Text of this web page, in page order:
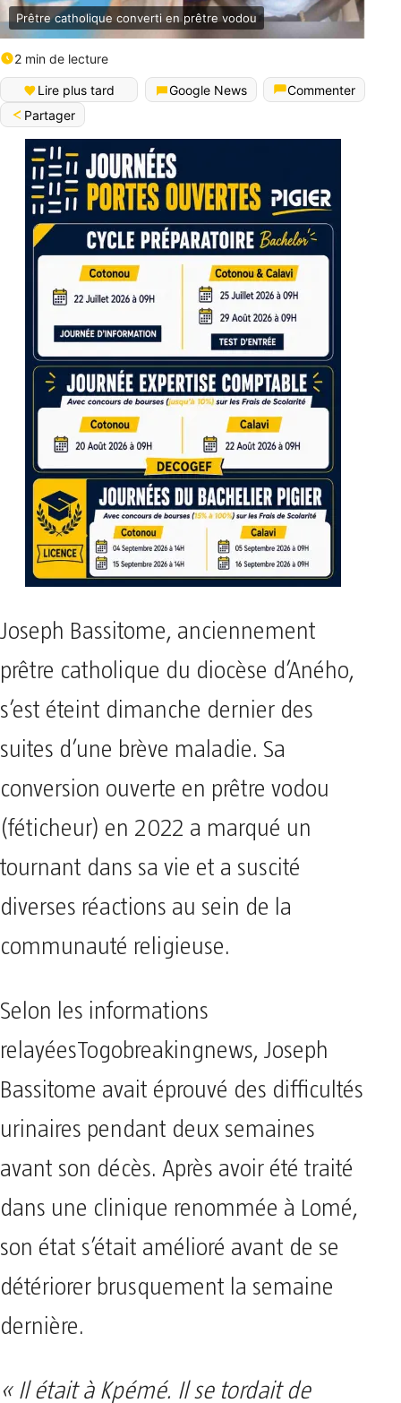
Prêtre catholique converti en prêtre vodou
2 min de lecture
Lire plus tard Google News
Commenter
Partager
Joseph Bassitome, anciennement
prêtre catholique du diocèse d’Aného,
s’est éteint dimanche dernier des
suites d’une brève maladie. Sa
conversion ouverte en prêtre vodou
(féticheur) en 2022 a marqué un
tournant dans sa vie et a suscité
diverses réactions au sein de la
communauté religieuse.
Selon les informations
relayéesTogobreakingnews, Joseph
Bassitome avait éprouvé des difficultés
urinaires pendant deux semaines
avant son décès. Après avoir été traité
dans une clinique renommée à Lomé,
son état s’était amélioré avant de se
détériorer brusquement la semaine
dernière.
« Il était à Kpémé. Il se tordait de